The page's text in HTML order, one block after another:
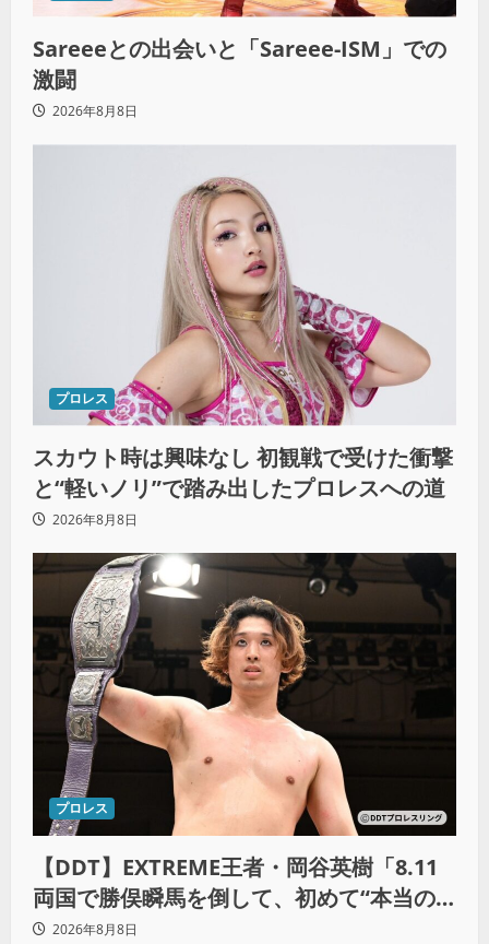
Sareeeとの出会いと「Sareee-ISM」での
激闘
2026年8月8日
プロレス
スカウト時は興味なし 初観戦で受けた衝撃
と“軽いノリ”で踏み出したプロレスへの道
2026年8月8日
プロレス
【DDT】EXTREME王者・岡谷英樹「8.11
両国で勝俣瞬馬を倒して、初めて“本当の
王者”になれる」
2026年8月8日